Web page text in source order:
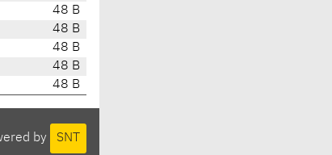
48 B
48 B
48 B
48 B
48 B
by SNT